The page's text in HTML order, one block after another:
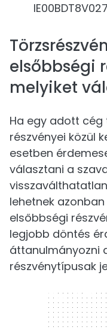
elsőbbségi
melyiket
Ha egy adott
részvényei közül
esetben
választani a
lehetnek
elsőbbségi
legjobb döntés
áttanulmányozni
részvénytípusak
300 x 250